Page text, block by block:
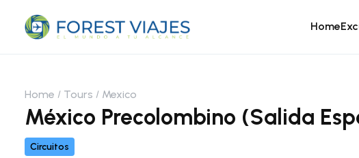
Home
Home Tours Mexico
México Precolombino (Salida
Circuitos